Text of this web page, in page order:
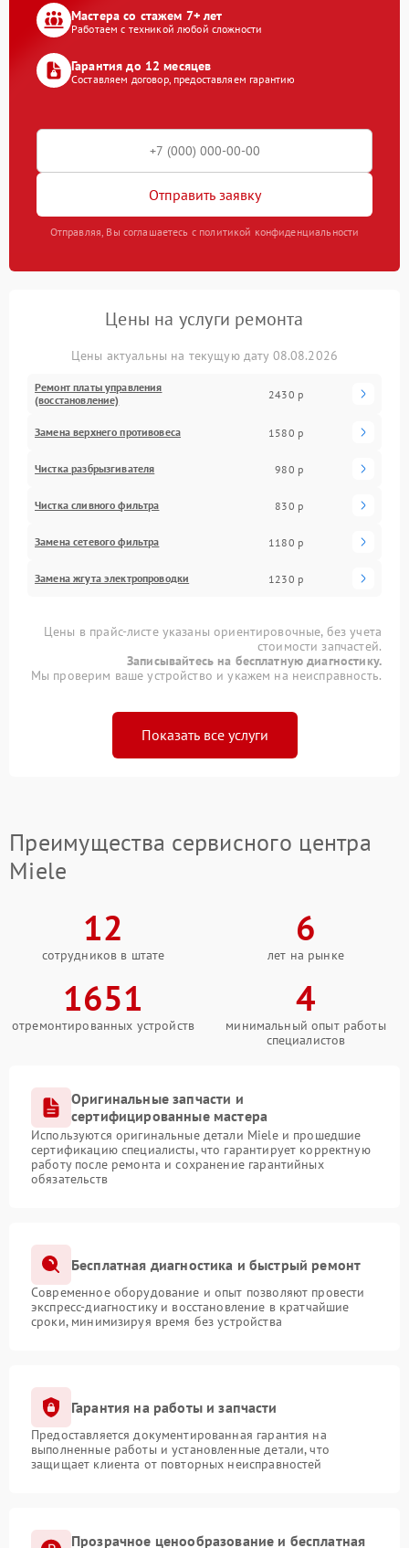
Мастера со стажем 7+ лет
Работаем с техникой любой сложности
Гарантия до 12 месяцев
Составляем договор, предоставляем гарантию
Отправить заявку
Отправляя, Вы соглашаетесь с политикой конфиденциальности
Цены на услуги ремонта
Цены актуальны на текущую дату 08.08.2026
Ремонт платы управления
(восстановление)
2430 р
Замена верхнего противовеса 1580 р
Чистка разбрызгивателя 980 р
Чистка сливного фильтра 830 р
Замена сетевого фильтра 1180 р
Замена жгута электропроводки 1230 р
Цены в прайс-листе указаны ориентировочные, без учета
стоимости запчастей.
Записывайтесь на бесплатную диагностику.
Мы проверим ваше устройство и укажем на неисправность.
Показать все услуги
Преимущества сервисного центра
Miele
12
сотрудников в штате
6
лет на рынке
1651
отремонтированных устройств
4
минимальный опыт работы
специалистов
Оригинальные запчасти и
сертифицированные мастера
Используются оригинальные детали Miele и прошедшие
сертификацию специалисты, что гарантирует корректную
работу после ремонта и сохранение гарантийных
обязательств
Бесплатная диагностика и быстрый ремонт
Современное оборудование и опыт позволяют провести
экспресс-диагностику и восстановление в кратчайшие
сроки, минимизируя время без устройства
Гарантия на работы и запчасти
Предоставляется документированная гарантия на
выполненные работы и установленные детали, что
защищает клиента от повторных неисправностей
Прозрачное ценообразование и бесплатная